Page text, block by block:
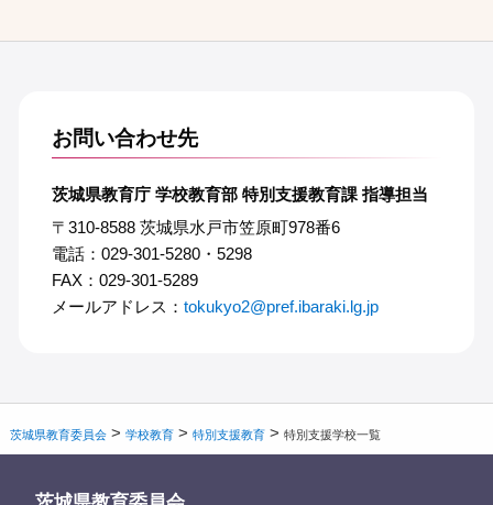
お問い合わせ先
茨城県教育庁 学校教育部 特別支援教育課 指導担当
〒310-8588 茨城県水戸市笠原町978番6
電話：029-301-5280・5298
FAX：029-301-5289
メールアドレス： tokukyo2@pref.ibaraki.lg.jp
茨城県教育委員会 >学校教育 >特別支援教育 >特別支援学校一覧